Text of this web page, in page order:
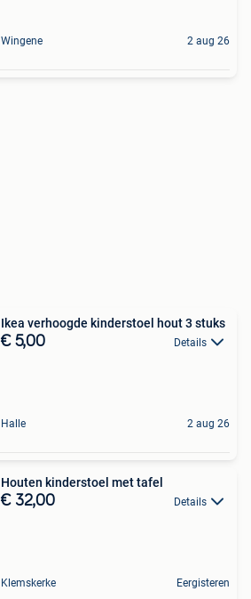
Wingene 2 aug 26
Ikea verhoogde kinderstoel hout 3 stuks
€ 5,00 Details
Halle 2 aug 26
Houten kinderstoel met tafel
€ 32,00 Details
Klemskerke Eergisteren